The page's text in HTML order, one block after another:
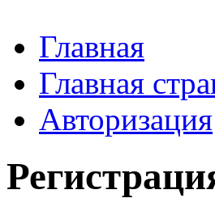
Главная
Главная
Авторизация